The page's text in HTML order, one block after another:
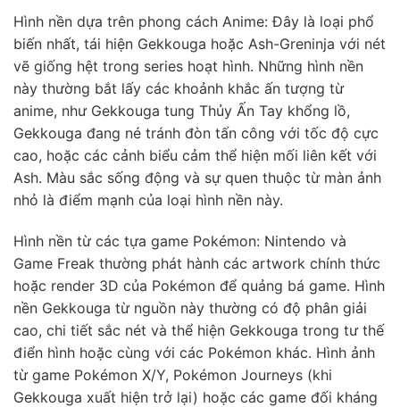
Hình nền dựa trên phong cách Anime: Đây là loại phổ
biến nhất, tái hiện Gekkouga hoặc Ash-Greninja với nét
vẽ giống hệt trong series hoạt hình. Những hình nền
này thường bắt lấy các khoảnh khắc ấn tượng từ
anime, như Gekkouga tung Thủy Ấn Tay khổng lồ,
Gekkouga đang né tránh đòn tấn công với tốc độ cực
cao, hoặc các cảnh biểu cảm thể hiện mối liên kết với
Ash. Màu sắc sống động và sự quen thuộc từ màn ảnh
nhỏ là điểm mạnh của loại hình nền này.
Hình nền từ các tựa game Pokémon: Nintendo và
Game Freak thường phát hành các artwork chính thức
hoặc render 3D của Pokémon để quảng bá game. Hình
nền Gekkouga từ nguồn này thường có độ phân giải
cao, chi tiết sắc nét và thể hiện Gekkouga trong tư thế
điển hình hoặc cùng với các Pokémon khác. Hình ảnh
từ game Pokémon X/Y, Pokémon Journeys (khi
Gekkouga xuất hiện trở lại) hoặc các game đối kháng